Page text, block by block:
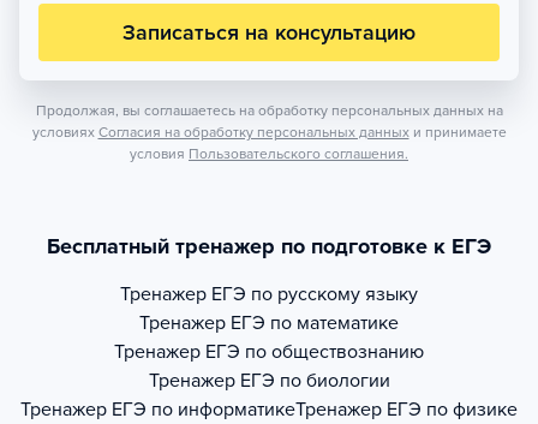
Записаться на консультацию
Продолжая, вы соглашаетесь на обработку персональных данных на
условиях Согласия на обработку персональных данных и принимаете
условия Пользовательского соглашения.
Бесплатный тренажер по подготовке к ЕГЭ
Тренажер ЕГЭ по русскому языку
Тренажер ЕГЭ по математике
Тренажер ЕГЭ по обществознанию
Тренажер ЕГЭ по биологии
Тренажер ЕГЭ по информатикеТренажер ЕГЭ по физике